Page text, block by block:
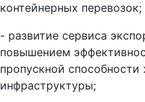
контейнерных перевозок;
- развитие сервиса
повышением
пропускной
инфраструктуры;